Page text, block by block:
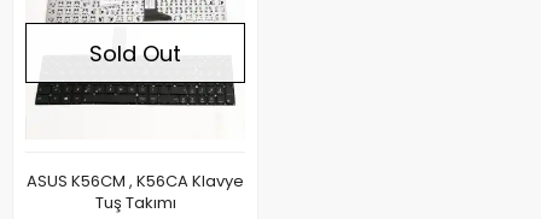
Sold Out
ASUS K56CM , K56CA Klavye
Tuş Takımı